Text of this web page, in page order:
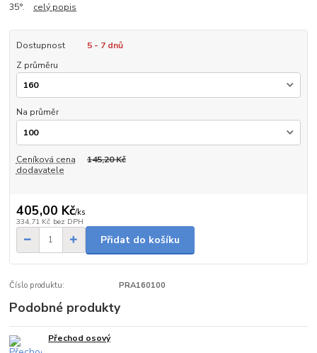
35°. celý popis
Dostupnost
5 - 7 dnů
Z průměru
Na průměr
Ceníková cena
dodavatele
145,20 Kč
405,00 Kč/ks
334,71 Kč bez DPH
Přidat do košíku
Číslo produktu: PRA160100
Podobné produkty
Přechod osový